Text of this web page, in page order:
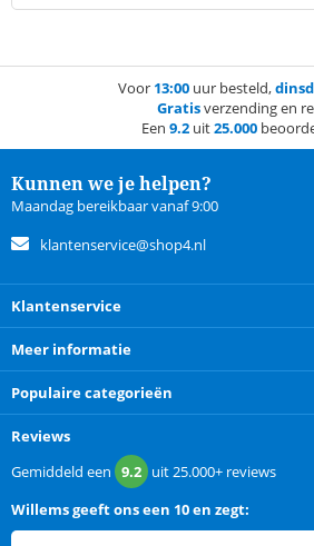
Voor 13:00 uur besteld,
Gratisverzending en
Een 9.2 uit25.000
Kunnen we je helpen?
Maandag bereikbaar vanaf 9:00
klantenservice@shop4.nl
Klantenservice
Meer informatie
Populaire categorieën
Reviews
Gemiddeld een 9.2 uit25.000+ reviews
Willemsgeeft ons een 10 en zegt: